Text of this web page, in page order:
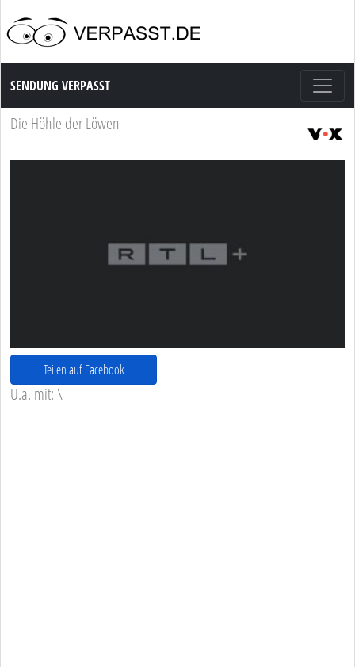
Sendung Verpasst
SENDUNG VERPASST
Die Höhle der Löwen
Teilen auf Facebook
U.a. mit: \